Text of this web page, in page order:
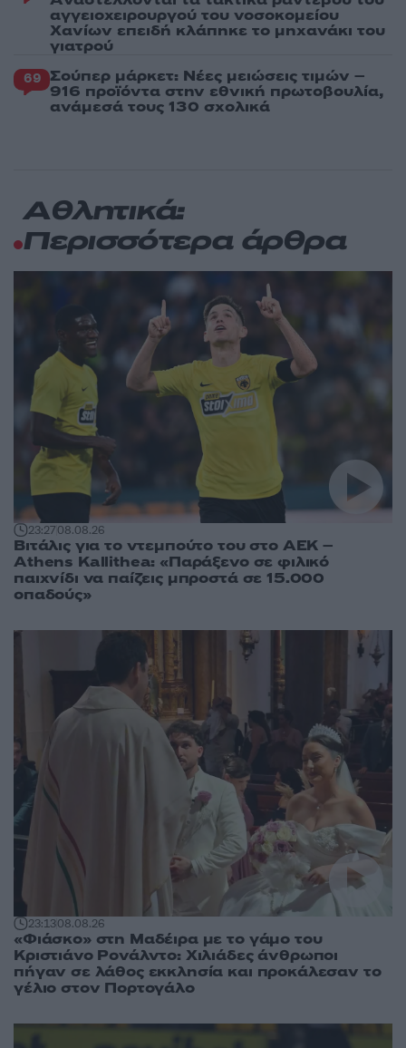
αγγειοχειρουργού του νοσοκομείου
Χανίων επειδή κλάπηκε το μηχανάκι του
γιατρού
69 Σούπερ μάρκετ: Νέες μειώσεις τιμών –
916 προϊόντα στην εθνική πρωτοβουλία,
ανάμεσά τους 130 σχολικά
Αθλητικά:
Περισσότερα άρθρα
23:2708.08.26
Βιτάλις για το ντεμπούτο του στο ΑΕΚ –
Athens Kallithea: «Παράξενο σε φιλικό
παιχνίδι να παίζεις μπροστά σε 15.000
οπαδούς»
23:1308.08.26
«Φιάσκο» στη Μαδέιρα με το γάμο του
Κριστιάνο Ρονάλντο: Χιλιάδες άνθρωποι
πήγαν σε λάθος εκκλησία και προκάλεσαν το
γέλιο στον Πορτογάλο